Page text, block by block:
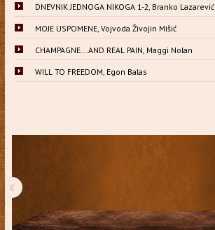
DNEVNIK JEDNOGA NIKOGA 1-2, Branko Lazarević
MOJE USPOMENE, Vojvoda Živojin Mišić
CHAMPAGNE...AND REAL PAIN, Maggi Nolan
WILL TO FREEDOM, Egon Balas
‹